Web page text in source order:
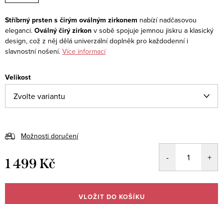
Stříbrný prsten s čirým oválným zirkonem nabízí nadčasovou
eleganci. Oválný čirý zirkon v sobě spojuje jemnou jiskru a klasický
design, což z něj dělá univerzální doplněk pro každodenní i
slavnostní nošení. Více informací
Velikost
Možnosti doručení
1 499 Kč
cena:
VLOŽIT DO KOŠÍKU